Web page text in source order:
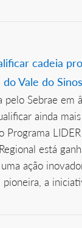
cadeia
Vale do
pelo Sebrae em
ainda
Programa
está
ação
a